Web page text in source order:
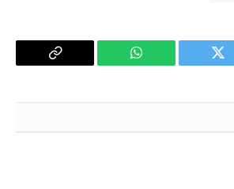
تويتر واتساب
Copy